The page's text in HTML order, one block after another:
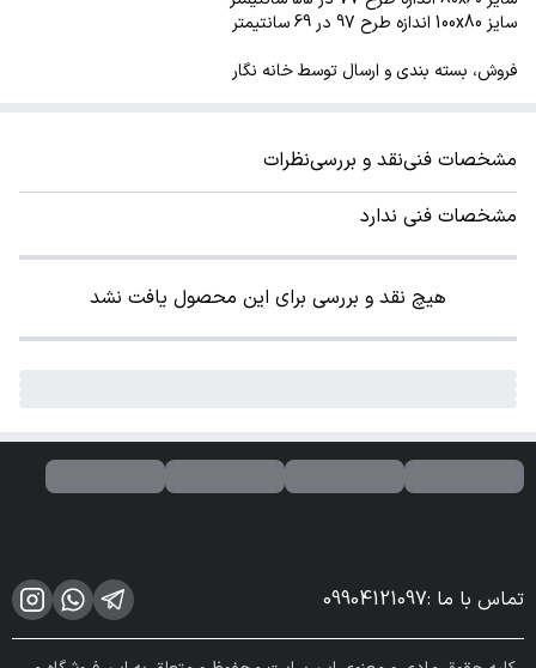
سایز 100x80 اندازه طرح 97 در 69 سانتیمتر
فروش، بسته بندی و ارسال توسط خانه نگار
مشخصات فنینقد و بررسینظرات
مشخصات فنی ندارد
هیچ نقد و بررسی برای این محصول یافت نشد
تماس با ما :
09904121097